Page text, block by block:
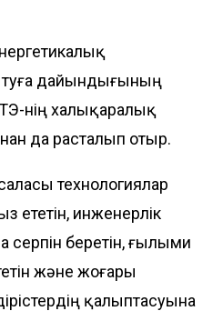
дайындығының
нің халықаралық
да расталып отыр.
технологиялар
ететін, инженерлік
серпін беретін, ғылыми
және жоғары
қалыптасуына